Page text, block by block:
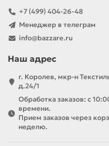
+7 (499) 404-26-48
Менеджер в телеграм
info@bazzare.ru
Наш адрес
г. Королев, мкр-н
д.24/1
Обработка заказов: с
времени.
Прием заказов через
неделю.